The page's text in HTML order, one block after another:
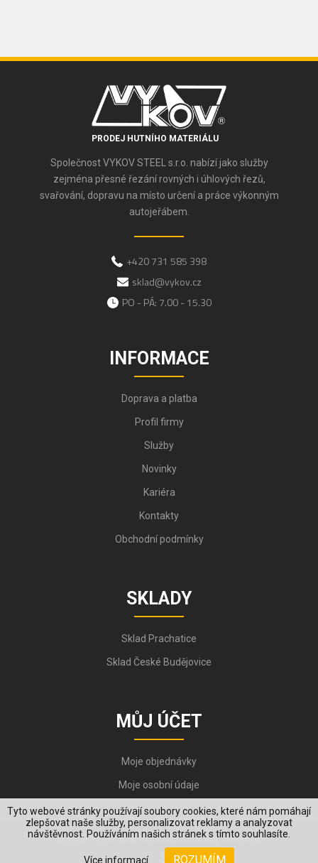
Tyto webové stránky používají soubory cookies, které nám pomáhají
zlepšovat naše služby, personalizovat reklamy a analyzovat
návštěvnost. Používáním našich stránek s tímto souhlasíte.
Více informací ROZUMÍM
PRODEJ HUTNÍHO MATERIÁLU
Společnost VYKOV STEEL s.r.o. nabízí jako služby
zejména přesné řezání rovných i úhlových řezů,
svařování, dopravu na místo určení a práce výkonným
autojeřábem.
+420 731 585 398
sklad@vykov.cz
PO - PÁ: 7.00 - 15.30
INFORMACE
Doprava a platba
Profil firmy
Služby
Novinky
Kariéra
Kontakty
Obchodní podmínky
SKLADY
Sklad Prachatice
Sklad České Budějovice
MŮJ ÚČET
Moje objednávky
Moje osobní údaje
Copyright © 2006-2026, VYKOV STEEL s.r.o. All Rights Reserved.
Created by